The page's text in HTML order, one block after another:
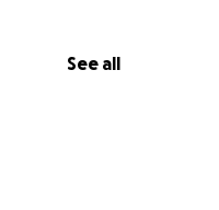
See all